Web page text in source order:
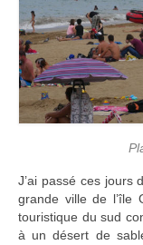
J’ai passé ces jours
grande ville de l’île
touristique du sud
à un désert de